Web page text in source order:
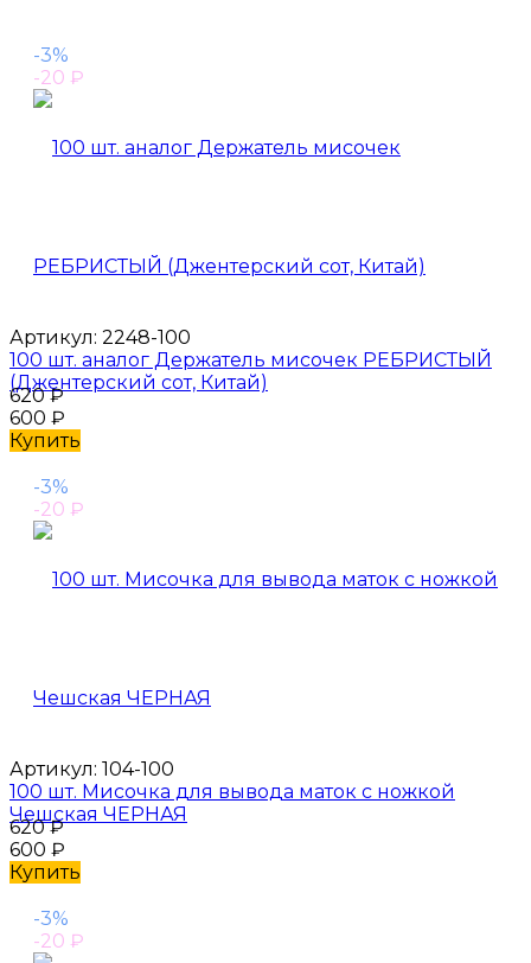
-3%
-20 ₽
Артикул: 2248-100
100 шт. аналог Держатель мисочек РЕБРИСТЫЙ
(Джентерский сот, Китай)
620₽
600 ₽
Купить
-3%
-20 ₽
Артикул: 104-100
100 шт. Мисочка для вывода маток с ножкой
Чешская ЧЕРНАЯ
620₽
600 ₽
Купить
-3%
-20 ₽